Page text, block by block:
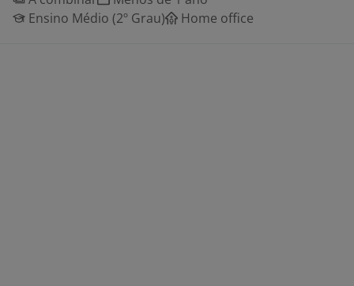
Ensino Médio (2º Grau)
Home office